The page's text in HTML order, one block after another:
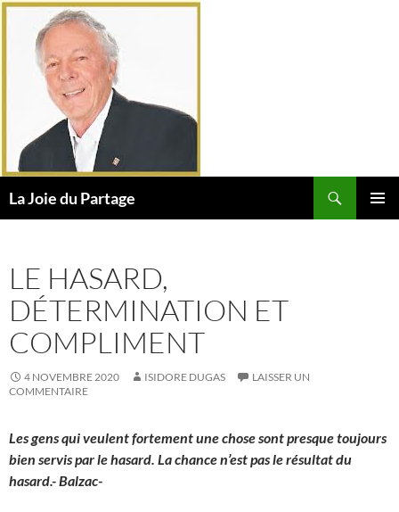
Aller
contenu
La Joie du Partage
LE HASARD,
DÉTERMINATION ET
COMPLIMENT
4 NOVEMBRE 2020 ISIDORE DUGAS
LAISSER UN
COMMENTAIRE
Les gens qui veulent fortement une chose sont presque toujours
bien servis par le hasard. La chance n’est pas le résultat du
hasard.- Balzac-